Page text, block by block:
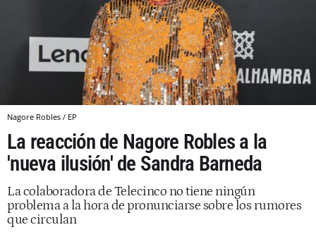
Nagore Robles / EP
La reacción de Nagore Robles a la
'nueva ilusión' de Sandra Barneda
La colaboradora de Telecinco no tiene ningún
problema a la hora de pronunciarse sobre los rumores
que circulan